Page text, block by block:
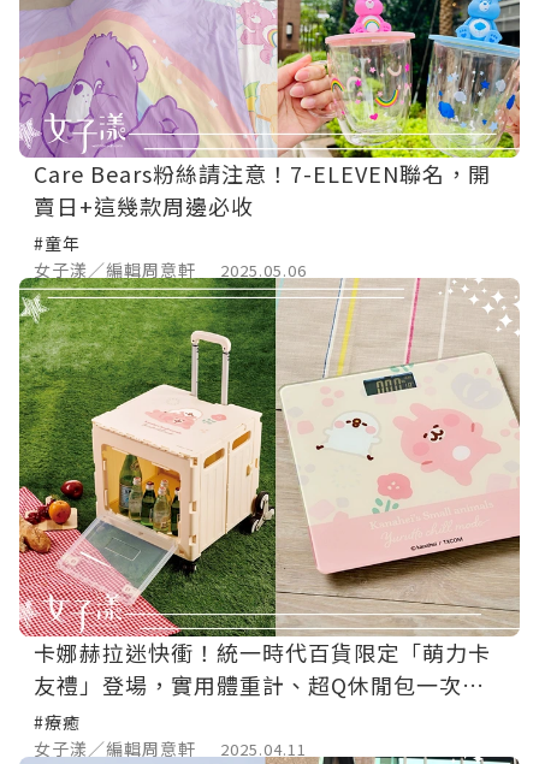
Care Bears粉絲請注意！7-ELEVEN聯名，開
賣日+這幾款周邊必收
#童年
女子漾／編輯周意軒
2025.05.06
卡娜赫拉迷快衝！統一時代百貨限定「萌力卡
友禮」登場，實用體重計、超Q休閒包一次
看！
#療癒
女子漾／編輯周意軒
2025.04.11